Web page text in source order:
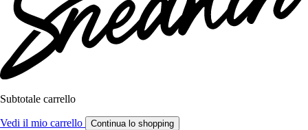
Subtotale carrello
Vedi il mio carrello Continua lo shopping